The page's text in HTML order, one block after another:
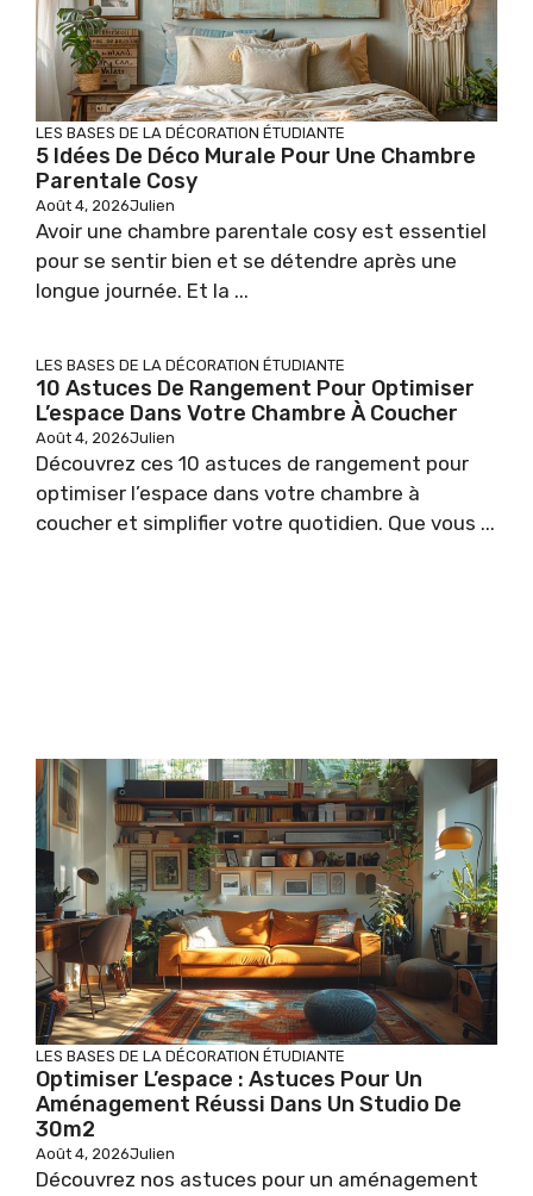
LES BASES DE LA DÉCORATION ÉTUDIANTE
5 Idées De Déco Murale Pour Une Chambre
Parentale Cosy
Août 4, 2026Julien
Avoir une chambre parentale cosy est essentiel
pour se sentir bien et se détendre après une
longue journée. Et la ...
LES BASES DE LA DÉCORATION ÉTUDIANTE
10 Astuces De Rangement Pour Optimiser
L’espace Dans Votre Chambre À Coucher
Août 4, 2026Julien
Découvrez ces 10 astuces de rangement pour
optimiser l’espace dans votre chambre à
coucher et simplifier votre quotidien. Que vous ...
LES BASES DE LA DÉCORATION ÉTUDIANTE
Optimiser L’espace : Astuces Pour Un
Aménagement Réussi Dans Un Studio De
30m2
Août 4, 2026Julien
Découvrez nos astuces pour un aménagement